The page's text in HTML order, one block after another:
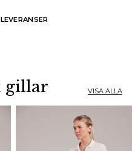
gillar VISA ALLA